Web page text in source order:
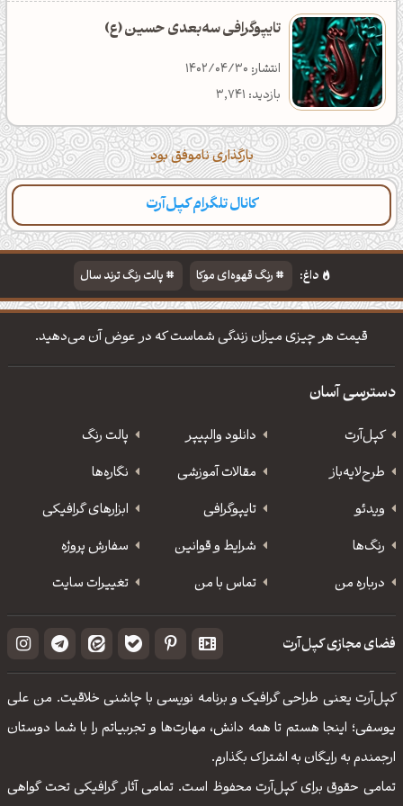
تایپوگرافی سه‌بعدی حسین (ع)
انتشار: 1402/04/30
بازدید: 3,741
بارگذاری ناموفق بود
کانال تلگرام کپل‌آرت
داغ: رنگ قهوه‌ای موکا
پالت رنگ ترند سال
دانلود والپیپر مذهبی
تایپوگرافی شعر مولانا
قیمت هر چیزی میزان زندگی شماست که در عوض آن می‌دهید.
دسترسی آسان
کپل‌آرت دانلود‌ والپیپر
پالت رنگ
طرح‌لایه‌باز
مقالات آموزشی
نگاره‌ها
ویدئو
‌تایپوگرافی
ابزارهای گرافیکی
رنگ‌ها
شرایط و قوانین
سفارش پروژه
درباره من
تماس با من تغییرات سایت
فضای مجازی کپل‌آرت
کپل‌آرت یعنی طراحی گرافیک و برنامه نویسی با چاشنی خلاقیت. من علی
یوسفی؛ اینجا هستم تا همه دانش، مهارت‌‌ها و تجربیاتم را با شما دوستان
ارجمندم به رایگان به اشتراک بگذارم.
تمامی حقوق برای کپل‌آرت محفوظ است. تمامی آثار گرافیکی تحت گواهی